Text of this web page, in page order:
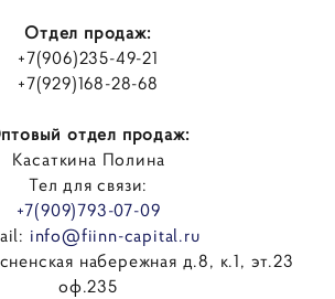
Отдел продаж:
+7(906)235-49-21
+7(929)168-28-68
отдел продаж:
Касаткина Полина
Тел для связи:
+7(909)793-07-09
info@fiinn-capital.ru
набережная д.8, к.1, эт.23
оф.235